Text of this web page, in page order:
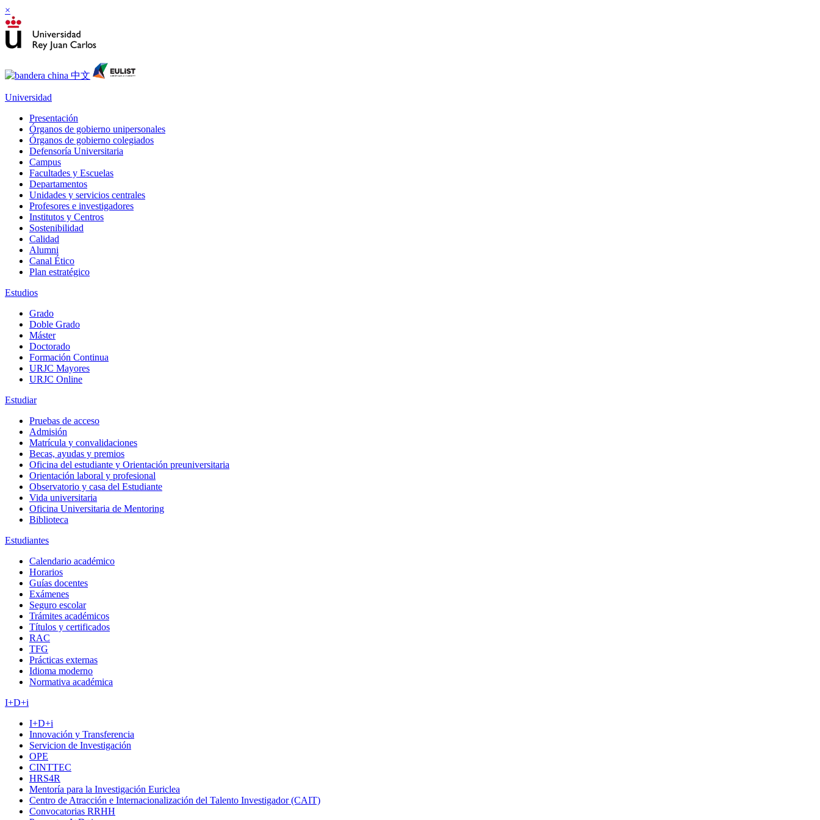
×
Universidad
Presentación
Órganos de gobierno unipersonales
Órganos de gobierno colegiados
Defensoría Universitaria
Campus
Facultades y Escuelas
Departamentos
Unidades y servicios centrales
Profesores e investigadores
Institutos y Centros
Sostenibilidad
Calidad
Alumni
Canal Ético
Plan estratégico
Estudios
Grado
Doble Grado
Máster
Doctorado
Formación Continua
URJC Mayores
URJC Online
Estudiar
Pruebas de acceso
Admisión
Matrícula y convalidaciones
Becas, ayudas y premios
Oficina del estudiante y Orientación preuniversitaria
Orientación laboral y profesional
Observatorio y casa del Estudiante
Vida universitaria
Oficina Universitaria de Mentoring
Biblioteca
Estudiantes
Calendario académico
Horarios
Guías docentes
Exámenes
Seguro escolar
Trámites académicos
Títulos y certificados
RAC
TFG
Prácticas externas
Idioma moderno
Normativa académica
I+D+i
I+D+i
Innovación y Transferencia
Servicion de Investigación
OPE
CINTTEC
HRS4R
Mentoría para la Investigación Euriclea
Centro de Atracción e Internacionalización del Talento Investigador (CAIT)
Convocatorias RRHH